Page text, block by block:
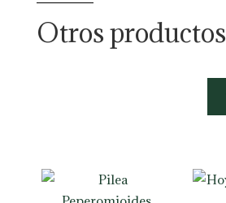
Otros productos